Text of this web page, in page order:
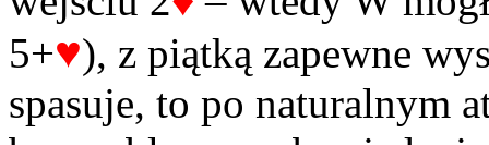
5+♥), z piątką zapewne
spasuje, to po naturalnym